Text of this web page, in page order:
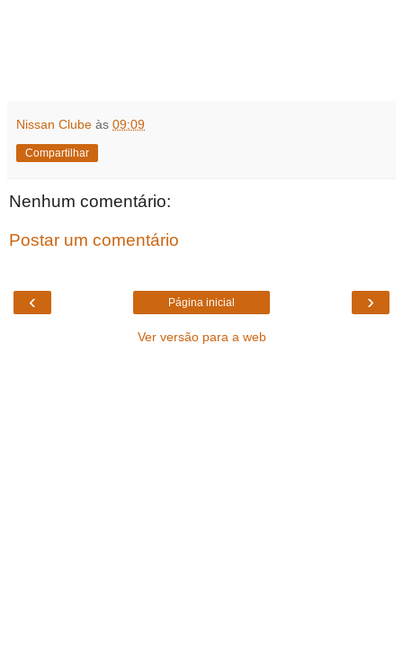
Nissan Clube às 09:09
Compartilhar
Nenhum comentário:
Postar um comentário
‹ ›
Página inicial
Ver versão para a web